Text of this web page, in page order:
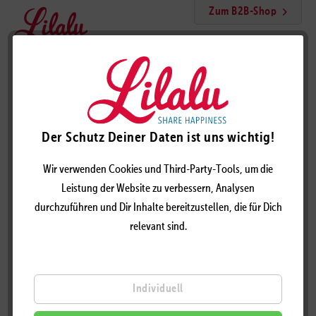
Zum B2B-Shop
Der Schutz Deiner Daten ist uns wichtig!
Wir verwenden Cookies und Third-Party-Tools, um die
Leistung der Website zu verbessern, Analysen
durchzuführen und Dir Inhalte bereitzustellen, die für Dich
relevant sind.
Individuell
KNOCHEN ENTE – DESIGN BY LILALU